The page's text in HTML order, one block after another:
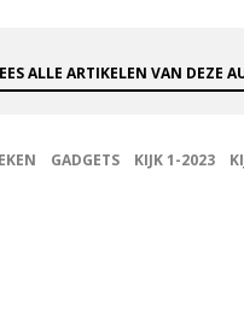
ALLE ARTIKELEN VAN DEZE
GADGETS KIJK 1-2023